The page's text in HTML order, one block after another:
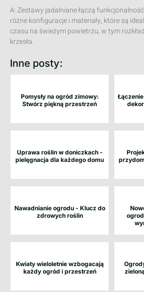
A: Zestawy jadalniane łączą
różne konfiguracje i materiały, które są
czasu na świeżym powietrzu, w tym
krzesła.
Inne posty:
Pomysły na ogród zimowy:
Stwórz piękną przestrzeń
Uprawa roślin w doniczkach -
pielęgnacja dla każdego domu
Nawadnianie ogrodu - Klucz do
zdrowych roślin
Kwiaty wieloletnie wzbogacają
każdy ogród i przestrzeń